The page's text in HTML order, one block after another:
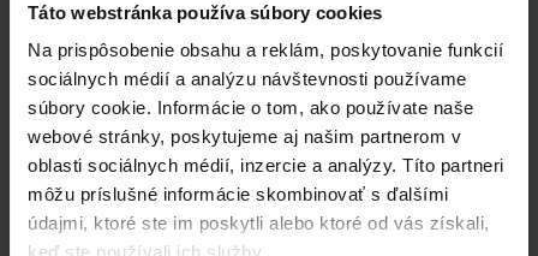
Táto webstránka používa súbory cookies
Na prispôsobenie obsahu a reklám, poskytovanie funkcií
sociálnych médií a analýzu návštevnosti používame
súbory cookie. Informácie o tom, ako používate naše
webové stránky, poskytujeme aj našim partnerom v
oblasti sociálnych médií, inzercie a analýzy. Títo partneri
môžu príslušné informácie skombinovať s ďalšími
údajmi, ktoré ste im poskytli alebo ktoré od vás získali,